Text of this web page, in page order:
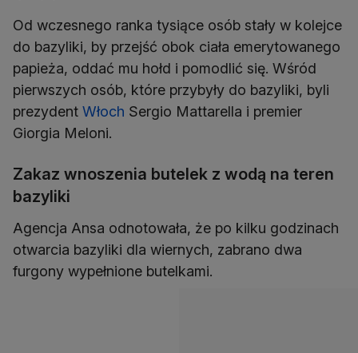
Od wczesnego ranka tysiące osób stały w kolejce
do bazyliki, by przejść obok ciała emerytowanego
papieża, oddać mu hołd i pomodlić się. Wśród
pierwszych osób, które przybyły do bazyliki, byli
prezydent Włoch Sergio Mattarella i premier
Giorgia Meloni.
Zakaz wnoszenia butelek z wodą na teren
bazyliki
Agencja Ansa odnotowała, że po kilku godzinach
otwarcia bazyliki dla wiernych, zabrano dwa
furgony wypełnione butelkami.